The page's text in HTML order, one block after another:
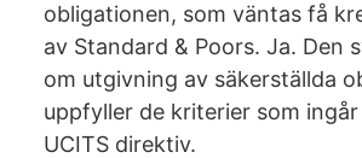
obligationen, som väntas få
av Standard & Poors. Ja. Den
om utgivning av säkerställda
uppfyller de kriterier som
UCITS direktiv.